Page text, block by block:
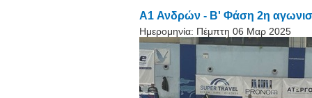
A1 Ανδρών - Β' Φάση 2η
Ημερομηνία: Πέμπτη 06 Μαρ 2025